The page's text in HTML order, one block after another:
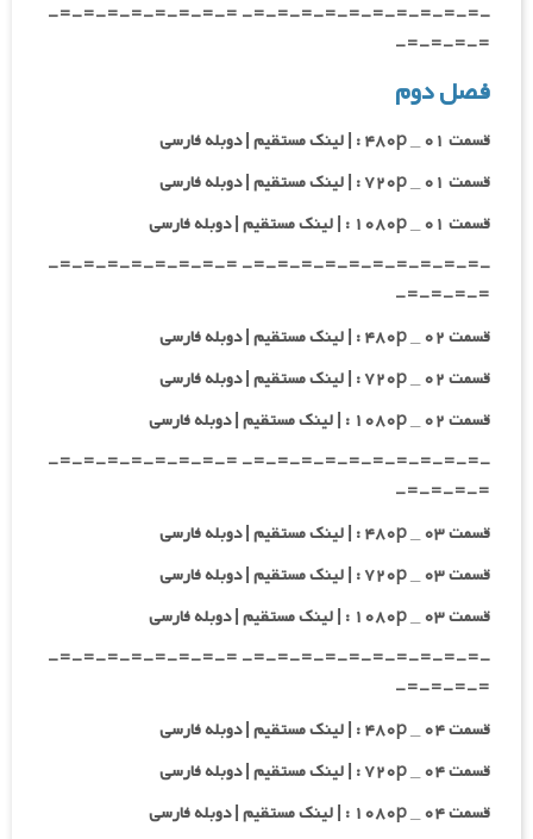
-=-=-=-=-=-=-=-=-=-=- =-=-=-=-=-=-=-=-
=-=-=-=-
فصل دوم
قسمت ۰۱ _ ۴۸۰p : | لینک مستقیم | دوبله فارسی
قسمت ۰۱ _ ۷۲۰p : | لینک مستقیم | دوبله فارسی
قسمت ۰۱ _ ۱۰۸۰p : | لینک مستقیم | دوبله فارسی
-=-=-=-=-=-=-=-=-=-=- =-=-=-=-=-=-=-=-
=-=-=-=-
قسمت ۰۲ _ ۴۸۰p : | لینک مستقیم | دوبله فارسی
قسمت ۰۲ _ ۷۲۰p : | لینک مستقیم | دوبله فارسی
قسمت ۰۲ _ ۱۰۸۰p : | لینک مستقیم | دوبله فارسی
-=-=-=-=-=-=-=-=-=-=- =-=-=-=-=-=-=-=-
=-=-=-=-
قسمت ۰۳ _ ۴۸۰p : | لینک مستقیم | دوبله فارسی
قسمت ۰۳ _ ۷۲۰p : | لینک مستقیم | دوبله فارسی
قسمت ۰۳ _ ۱۰۸۰p : | لینک مستقیم | دوبله فارسی
-=-=-=-=-=-=-=-=-=-=- =-=-=-=-=-=-=-=-
=-=-=-=-
قسمت ۰۴ _ ۴۸۰p : | لینک مستقیم | دوبله فارسی
قسمت ۰۴ _ ۷۲۰p : | لینک مستقیم | دوبله فارسی
قسمت ۰۴ _ ۱۰۸۰p : | لینک مستقیم | دوبله فارسی